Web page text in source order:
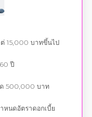
ปี
500,000 บาท
หนดอัตราดอกเบี้ย
าน 12 เดือน